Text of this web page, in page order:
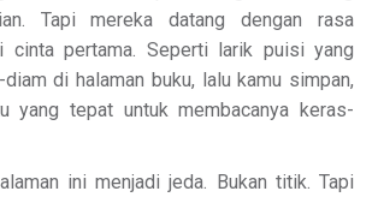
Tapi mereka datang dengan rasa
cinta pertama. Seperti larik puisi yang
di halaman buku, lalu kamu simpan,
yang tepat untuk membacanya keras-
ini menjadi jeda. Bukan titik. Tapi